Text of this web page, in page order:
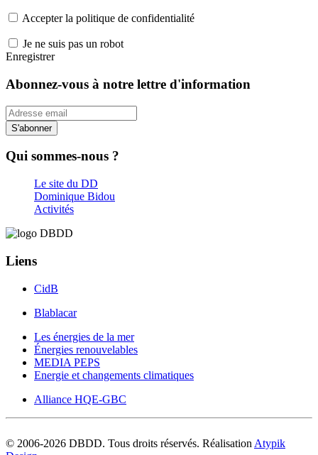
Accepter la politique de confidentialité
Je ne suis pas un robot
Enregistrer
Abonnez-vous à notre lettre d'information
S'abonner
Qui sommes-nous ?
Le site du DD
Dominique Bidou
Activités
Liens
CidB
Blablacar
Les énergies de la mer
Énergies renouvelables
MEDIA PEPS
Energie et changements climatiques
Alliance HQE-GBC
© 2006-2026 DBDD. Tous droits réservés. Réalisation Atypik